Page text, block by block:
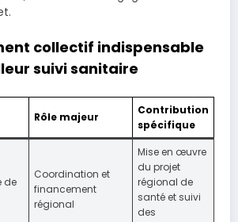
collectif indispensable
suivi sanitaire
Rôle majeur
Contribution
spécifique
de
Coordination et
financement
régional
Mise en œuvre
du projet
régional de
santé et suivi
des